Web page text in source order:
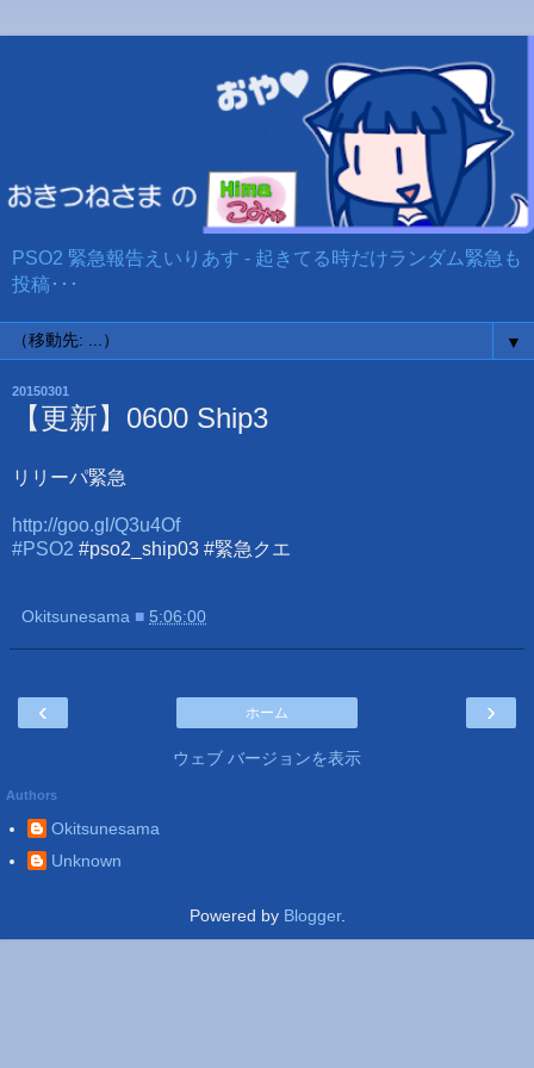
PSO2 緊急報告えいりあす - 起きてる時だけランダム緊急も
投稿･･･
▼
20150301
【更新】0600 Ship3
リリーパ緊急
http://goo.gl/Q3u4Of
#PSO2 #pso2_ship03 #緊急クエ
Okitsunesama ■ 5:06:00
‹ ›
ホーム
ウェブ バージョンを表示
Authors
Okitsunesama
Unknown
Powered by Blogger.